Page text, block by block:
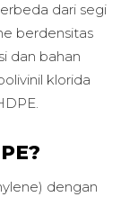
dari segi
berdensitas
dan bahan
klorida
dengan